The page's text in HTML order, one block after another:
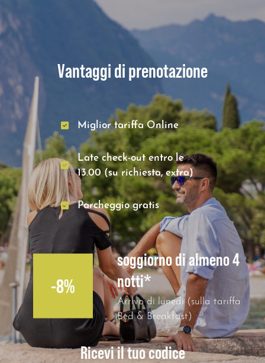
Vantaggi di prenotazione
Miglior tariffa Online
Late check-out entro le
13.00 (su richiesta, extra)
Parcheggio gratis
-8%
soggiorno di almeno 4
notti*
Arrivo di lunedì (sulla tariffa
Bed & Breakfast)
Ricevi il tuo codice